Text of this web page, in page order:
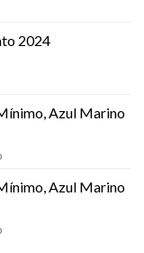
2024
Azul Marino
Azul Marino